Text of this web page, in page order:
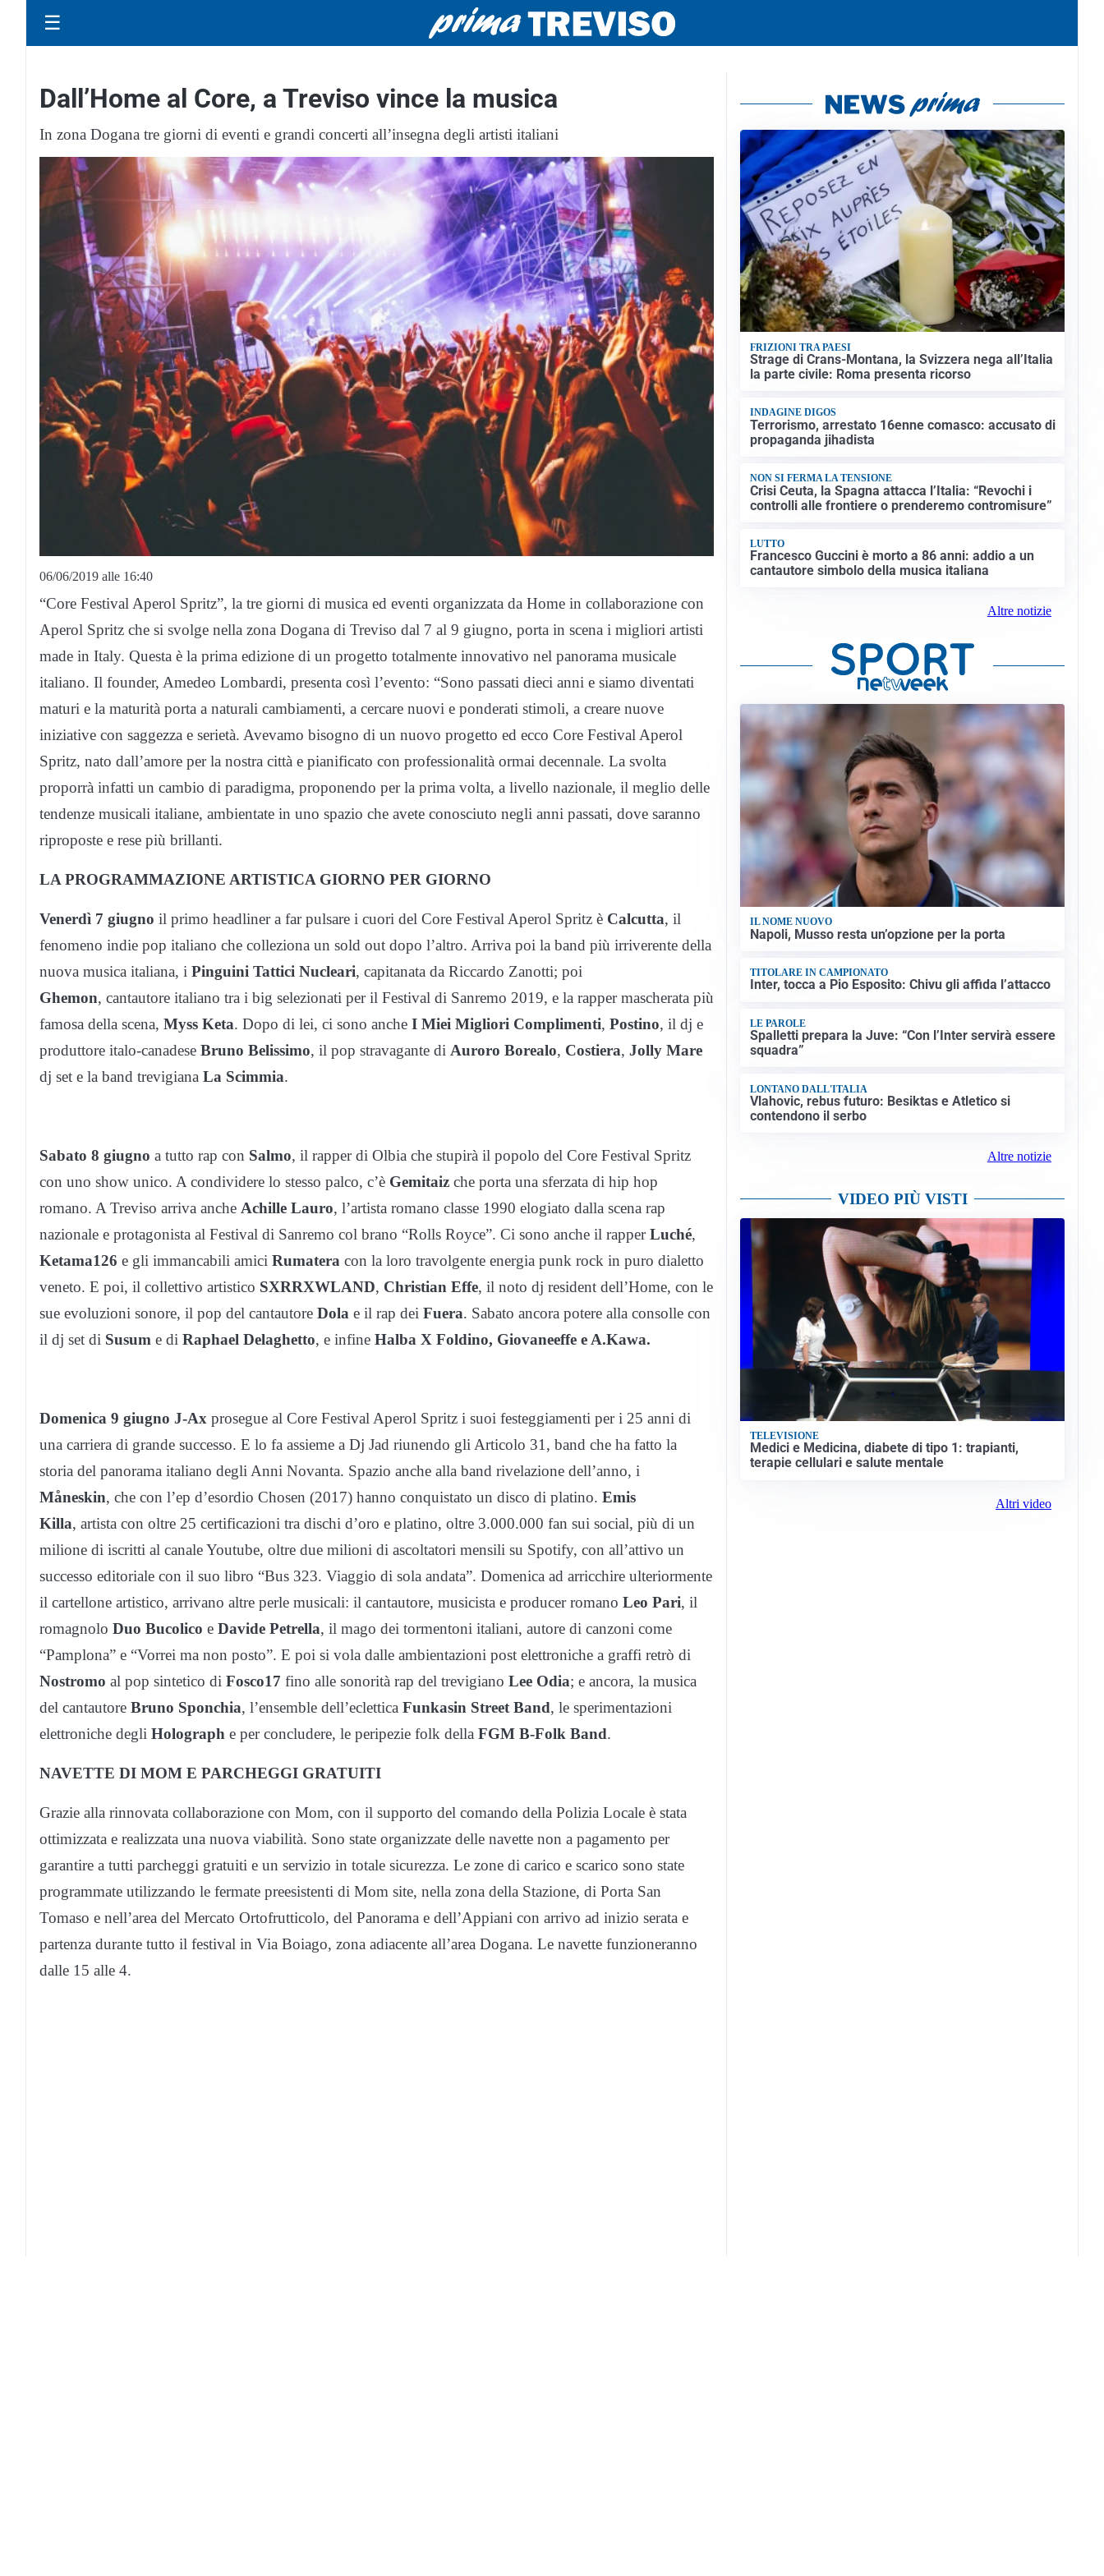
☰
Dall’Home al Core, a Treviso vince la musica
In zona Dogana tre giorni di eventi e grandi concerti all’insegna degli artisti italiani
06/06/2019 alle 16:40
“Core Festival Aperol Spritz”, la tre giorni di musica ed eventi organizzata da Home in collaborazione con
Aperol Spritz che si svolge nella zona Dogana di Treviso dal 7 al 9 giugno, porta in scena i migliori artisti
made in Italy. Questa è la prima edizione di un progetto totalmente innovativo nel panorama musicale
italiano. Il founder, Amedeo Lombardi, presenta così l’evento: “Sono passati dieci anni e siamo diventati
maturi e la maturità porta a naturali cambiamenti, a cercare nuovi e ponderati stimoli, a creare nuove
iniziative con saggezza e serietà. Avevamo bisogno di un nuovo progetto ed ecco Core Festival Aperol
Spritz, nato dall’amore per la nostra città e pianificato con professionalità ormai decennale. La svolta
proporrà infatti un cambio di paradigma, proponendo per la prima volta, a livello nazionale, il meglio delle
tendenze musicali italiane, ambientate in uno spazio che avete conosciuto negli anni passati, dove saranno
riproposte e rese più brillanti.
LA PROGRAMMAZIONE ARTISTICA GIORNO PER GIORNO
Venerdì 7 giugno il primo headliner a far pulsare i cuori del Core Festival Aperol Spritz è Calcutta, il
fenomeno indie pop italiano che colleziona un sold out dopo l’altro. Arriva poi la band più irriverente della
nuova musica italiana, i Pinguini Tattici Nucleari, capitanata da Riccardo Zanotti; poi
Ghemon, cantautore italiano tra i big selezionati per il Festival di Sanremo 2019, e la rapper mascherata più
famosa della scena, Myss Keta. Dopo di lei, ci sono anche I Miei Migliori Complimenti, Postino, il dj e
produttore italo-canadese Bruno Belissimo, il pop stravagante di Auroro Borealo, Costiera, Jolly Mare
dj set e la band trevigiana La Scimmia.
Sabato 8 giugno a tutto rap con Salmo, il rapper di Olbia che stupirà il popolo del Core Festival Spritz
con uno show unico. A condividere lo stesso palco, c’è Gemitaiz che porta una sferzata di hip hop
romano. A Treviso arriva anche Achille Lauro, l’artista romano classe 1990 elogiato dalla scena rap
nazionale e protagonista al Festival di Sanremo col brano “Rolls Royce”. Ci sono anche il rapperLuché,
Ketama126 e gli immancabili amici Rumatera con la loro travolgente energia punk rock in puro dialetto
veneto. E poi, il collettivo artistico SXRRXWLAND, Christian Effe, il noto dj resident dell’Home, con le
sue evoluzioni sonore, il pop del cantautore Dola e il rap dei Fuera. Sabato ancora potere alla consolle con
il dj set di Susum e di Raphael Delaghetto, e infine Halba X Foldino, Giovaneeffe e A.Kawa.
Domenica 9 giugno J-Ax prosegue al Core Festival Aperol Spritz i suoi festeggiamenti per i 25 anni di
una carriera di grande successo. E lo fa assieme a Dj Jad riunendo gli Articolo 31, band che ha fatto la
storia del panorama italiano degli Anni Novanta. Spazio anche alla band rivelazione dell’anno, i
Måneskin, che con l’ep d’esordio Chosen (2017) hanno conquistato un disco di platino. Emis
Killa, artista con oltre 25 certificazioni tra dischi d’oro e platino, oltre 3.000.000 fan sui social, più di un
milione di iscritti al canale Youtube, oltre due milioni di ascoltatori mensili su Spotify, con all’attivo un
successo editoriale con il suo libro “Bus 323. Viaggio di sola andata”. Domenica ad arricchire ulteriormente
il cartellone artistico, arrivano altre perle musicali: il cantautore, musicista e producer romano Leo Pari, il
romagnolo Duo Bucolico e Davide Petrella, il mago dei tormentoni italiani, autore di canzoni come
“Pamplona” e “Vorrei ma non posto”. E poi si vola dalle ambientazioni post elettroniche a graffi retrò di
Nostromo al pop sintetico di Fosco17 fino alle sonorità rap del trevigiano Lee Odia; e ancora, la musica
del cantautore Bruno Sponchia, l’ensemble dell’eclettica Funkasin Street Band, le sperimentazioni
elettroniche degli Holograph e per concludere, le peripezie folk della FGM B-Folk Band.
NAVETTE DI MOM E PARCHEGGI GRATUITI
Grazie alla rinnovata collaborazione con Mom, con il supporto del comando della Polizia Locale è stata
ottimizzata e realizzata una nuova viabilità. Sono state organizzate delle navette non a pagamento per
garantire a tutti parcheggi gratuiti e un servizio in totale sicurezza. Le zone di carico e scarico sono state
programmate utilizzando le fermate preesistenti di Mom site, nella zona della Stazione, di Porta San
Tomaso e nell’area del Mercato Ortofrutticolo, del Panorama e dell’Appiani con arrivo ad inizio serata e
partenza durante tutto il festival in Via Boiago, zona adiacente all’area Dogana. Le navette funzioneranno
dalle 15 alle 4.
FRIZIONI TRA PAESI
Strage di Crans-Montana, la Svizzera nega all’Italia
la parte civile: Roma presenta ricorso
INDAGINE DIGOS
Terrorismo, arrestato 16enne comasco: accusato di
propaganda jihadista
NON SI FERMA LA TENSIONE
Crisi Ceuta, la Spagna attacca l’Italia: “Revochi i
controlli alle frontiere o prenderemo contromisure”
LUTTO
Francesco Guccini è morto a 86 anni: addio a un
cantautore simbolo della musica italiana
Altre notizie
IL NOME NUOVO
Napoli, Musso resta un’opzione per la porta
TITOLARE IN CAMPIONATO
Inter, tocca a Pio Esposito: Chivu gli affida l’attacco
LE PAROLE
Spalletti prepara la Juve: “Con l’Inter servirà essere
squadra”
LONTANO DALL'ITALIA
Vlahovic, rebus futuro: Besiktas e Atletico si
contendono il serbo
Altre notizie
VIDEO PIÙ VISTI
TELEVISIONE
Medici e Medicina, diabete di tipo 1: trapianti,
terapie cellulari e salute mentale
Altri video